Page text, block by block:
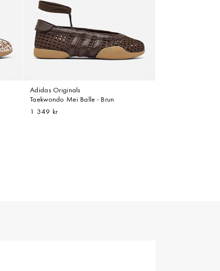
Adidas Originals
Taekwondo Mei Balle - Brun
1 349 kr